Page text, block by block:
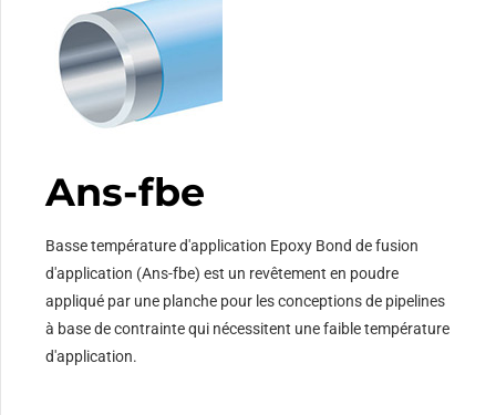
Ans-fbe
Basse température d'application Epoxy Bond de fusion
d'application (Ans-fbe) est un revêtement en poudre
appliqué par une planche pour les conceptions de pipelines
à base de contrainte qui nécessitent une faible température
d'application.